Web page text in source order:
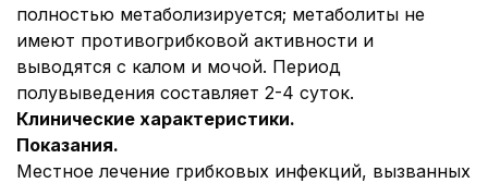
полностью метаболизируется; метаболиты не
имеют противогрибковой активности и
выводятся с калом и мочой. Период
полувыведения составляет 2-4 суток.
Клинические характеристики.
Показания.
Местное лечение грибковых инфекций, вызванных